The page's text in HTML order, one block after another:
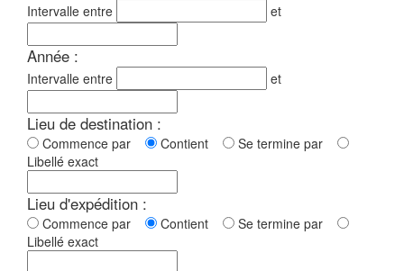
Intervalle entre et
Année :
Intervalle entre et
Lieu de destination :
Commence par Contient
Se termine par
Libellé exact
Lieu d'expédition :
Commence par Contient
Se termine par
Libellé exact